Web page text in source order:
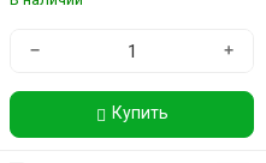
− +
Купить